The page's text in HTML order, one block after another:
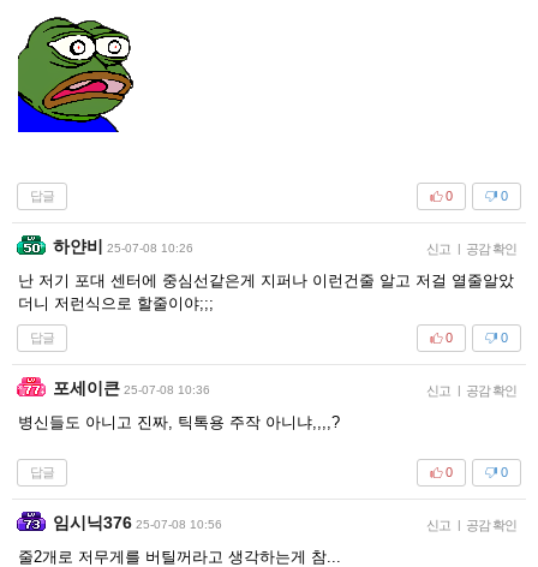
답글 0
0
하얀비 25-07-08 10:26 신고 | 공감 확인
난 저기 포대 센터에 중심선같은게 지퍼나 이런건줄 알고 저걸 열줄알았
더니 저런식으로 할줄이야;;;
답글 0
0
포세이큰 25-07-08 10:36 신고 | 공감 확인
병신들도 아니고 진짜, 틱톡용 주작 아니냐,,,,?
답글 0
0
임시닉376 25-07-08 10:56 신고 | 공감 확인
줄2개로 저무게를 버틸꺼라고 생각하는게 참...